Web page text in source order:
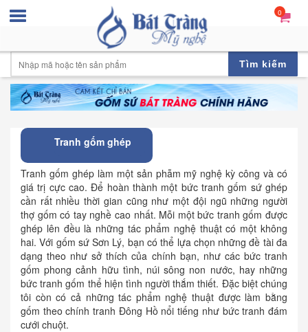
0
Tìm kiếm
Tranh gốm ghép
Tranh gốm ghép làm một sản phẫm mỹ nghệ kỳ công và có
giá trị cực cao. Để hoàn thành một bức tranh gốm sứ ghép
cần rất nhiều thời gian cũng như một đội ngũ những người
thợ gốm có tay nghề cao nhất. Mỗi một bức tranh gốm được
ghép lên đều là những tác phẩm nghệ thuật có một không
hai. Với gốm sứ Sơn Lý, bạn có thể lựa chọn những đề tài đa
dạng theo như sở thích của chính bạn, như các bức tranh
gốm phong cảnh hữu tình, núi sông non nước, hay những
bức tranh gốm thể hiện tình người thắm thiết. Đặc biệt chúng
tôi còn có cả những tác phẩm nghệ thuật được làm bằng
gốm theo chính tranh Đông Hồ nổi tiếng như bức tranh đám
cưới chuột.